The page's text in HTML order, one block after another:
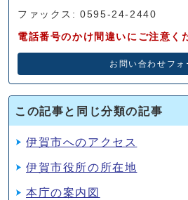
ファックス: 0595-24-2440
電話番号のかけ間違いにご注意く
お問い合わせフォ
この記事と同じ分類の記事
伊賀市へのアクセス
伊賀市役所の所在地
本庁の案内図